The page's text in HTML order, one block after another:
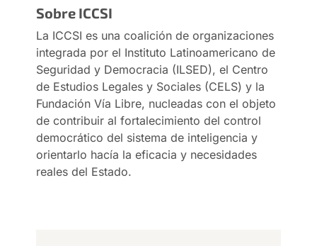
Sobre ICCSI
La ICCSI es una coalición de organizaciones
integrada por el Instituto Latinoamericano de
Seguridad y Democracia (ILSED), el Centro
de Estudios Legales y Sociales (CELS) y la
Fundación Vía Libre, nucleadas con el objeto
de contribuir al fortalecimiento del control
democrático del sistema de inteligencia y
orientarlo hacía la eficacia y necesidades
reales del Estado.